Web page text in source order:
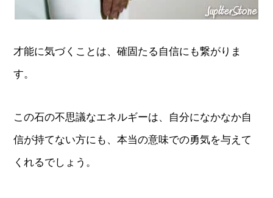
才能に気づくことは、確固たる自信にも繋がりま
す。
この石の不思議なエネルギーは、自分になかなか自
信が持てない方にも、本当の意味での勇気を与えて
くれるでしょう。